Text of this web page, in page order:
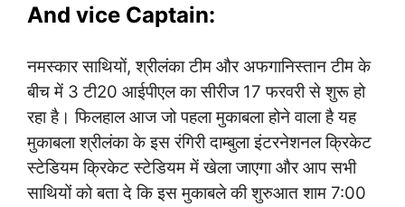
And vice Captain:
नमस्कार साथियों, श्रीलंका टीम और अफगानिस्तान टीम के
बीच में 3 टी20 आईपीएल का सीरीज 17 फरवरी से शुरू हो
रहा है। फिलहाल आज जो पहला मुकाबला होने वाला है यह
मुकाबला श्रीलंका के इस रंगिरी दाम्बुला इंटरनेशनल क्रिकेट
स्टेडियम क्रिकेट स्टेडियम में खेला जाएगा और आप सभी
साथियों को बता दे कि इस मुकाबले की शुरुआत शाम 7:00